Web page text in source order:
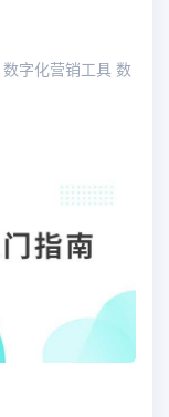
数字化营销工具 数